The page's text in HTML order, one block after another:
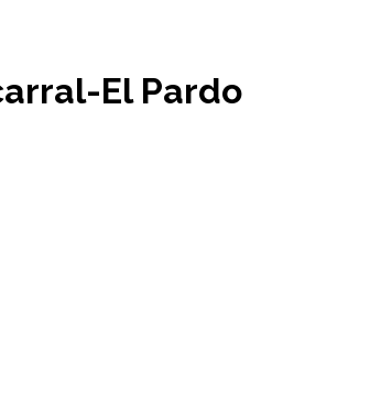
El Pardo